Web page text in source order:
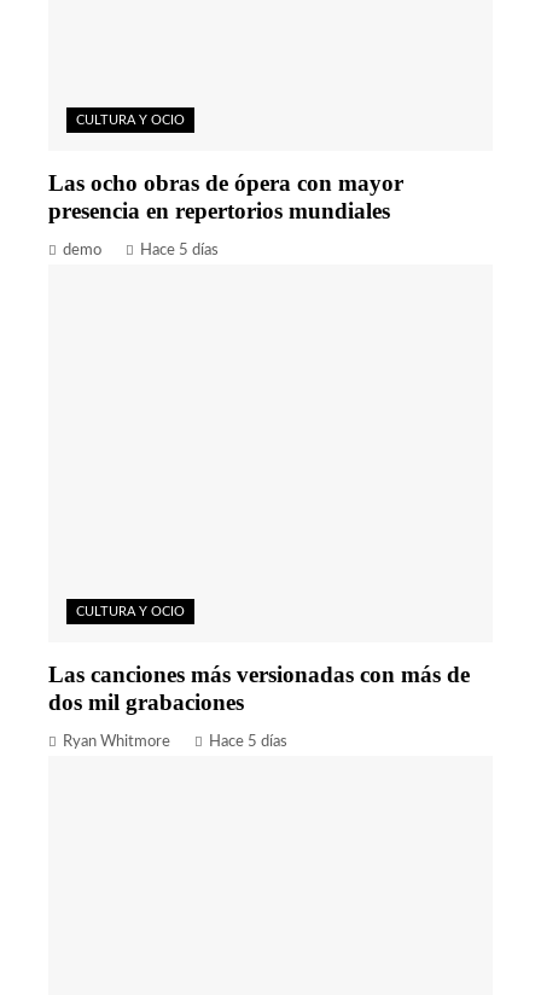
CULTURA Y OCIO
Las ocho obras de ópera con mayor
presencia en repertorios mundiales
demo Hace 5 días
CULTURA Y OCIO
Las canciones más versionadas con más de
dos mil grabaciones
Ryan Whitmore Hace 5 días